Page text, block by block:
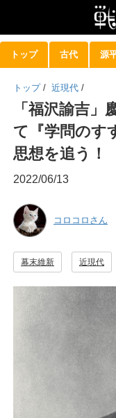
トップ 古代 源
トップ / 近現代 /
「福沢諭吉」
て『学問のす
思想を追う！
2022/06/13
コロコロさん
幕末維新 近現代